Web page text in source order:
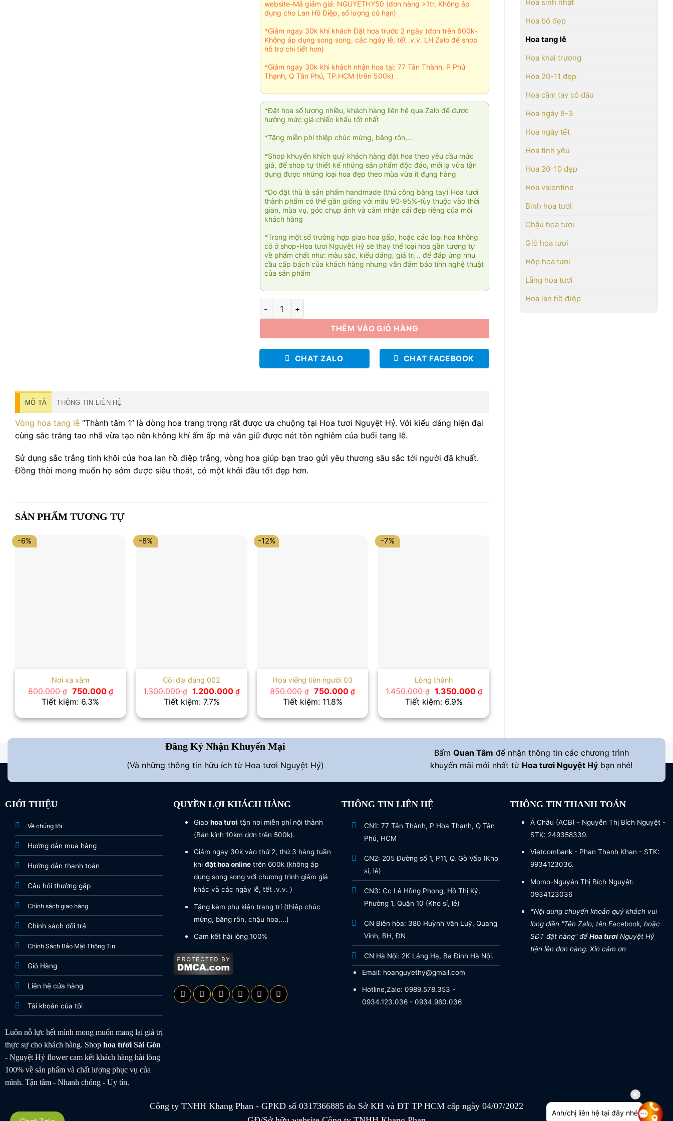
Hoa sinh nhật
Hoa bó đẹp
Hoa tang lễ
Hoa khai trương
Hoa 20-11 đẹp
Hoa cầm tay cô dâu
Hoa ngày 8-3
Hoa ngày tết
Hoa tình yêu
Hoa 20-10 đẹp
Hoa valentine
Bình hoa tươi
Chậu hoa tươi
Giỏ hoa tươi
Hộp hoa tươi
Lẵng hoa tươi
Hoa lan hồ điệp
website-Mã giảm giá: NGUYETHY50 (đơn hàng >1tr, Không áp
dụng cho Lan Hồ Điệp, số lượng có hạn)
*Giảm ngay 30k khi khách Đặt hoa trước 2 ngày (đơn trên 600k-
Không áp dụng song song, các ngày lễ, tết .v.v. LH Zalo để shop
hỗ trợ chi tiết hơn)
*Giảm ngay 30k khi khách nhận hoa tại: 77 Tân Thành, P Phú
Thạnh, Q Tân Phú, TP.HCM (trên 500k)
*Đặt hoa số lượng nhiều, khách hàng liên hệ qua Zalo để được
hưởng mức giá chiếc khấu tốt nhất
*Tặng miễn phí thiệp chúc mừng, băng rôn,...
*Shop khuyến khích quý khách hàng đặt hoa theo yêu cầu mức
giá, để shop tự thiết kế những sản phẩm độc đáo, mới lạ vừa tận
dụng được những loại hoa đẹp theo mùa vừa ít đụng hàng
*Do đặt thù là sản phẩm handmade (thủ công bằng tay) Hoa tươi
thành phẩm có thể gần giống với mẫu 90-95%-tùy thuộc vào thời
gian, mùa vụ, góc chụp ảnh và cảm nhận cái đẹp riêng của mỗi
khách hàng
*Trong một số trường hợp giao hoa gấp, hoặc các loại hoa không
có ở shop-Hoa tươi Nguyệt Hỷ sẽ thay thế loại hoa gần tương tự
về phẩm chất như: màu sắc, kiểu dáng, giá trị .. để đáp ứng nhu
cầu cấp bách của khách hàng nhưng vẫn đảm bảo tính nghệ thuật
của sản phẩm
Thành tâm 1 số lượng
THÊM VÀO GIỎ HÀNG
CHAT ZALO CHAT FACEBOOK
MÔ TẢ THÔNG TIN LIÊN HỆ
Vòng hoa tang lễ “Thành tâm 1” là dòng hoa trang trọng rất được ưa chuộng tại Hoa tươi Nguyệt Hỷ. Với kiểu dáng hiện đại
cùng sắc trắng tao nhã vừa tạo nên không khí ấm ấp mà vẫn giữ được nét tôn nghiêm của buổi tang lễ.
Sử dụng sắc trắng tinh khôi của hoa lan hồ điệp trắng, vòng hoa giúp bạn trao gửi yêu thương sâu sắc tới người đã khuất.
Đồng thời mong muốn họ sớm được siêu thoát, có một khởi đầu tốt đẹp hơn.
SẢN PHẨM TƯƠNG TỰ
-6%
Nơi xa xăm
800.000₫ Giá
gốc
là:
750.000 ₫Giá
hiện
750.000 ₫.
Tiết kiệm: 6.3%
-8%
Cõi địa đàng 002
1.300.000₫ Giá
gốc
là:
1.200.000₫Giá
là:
1.200.000 ₫.
Tiết kiệm: 7.7%
-12%
Hoa viếng tiễn người 03
850.000₫ Giá
gốc
là:
750.000₫Giá
750.000 ₫.
Tiết kiệm: 11.8%
-7%
Lòng thành
1.450.000₫
Giá
gốc
là:
1.350.000 ₫Giá
hiện
là:
1.350.000 ₫.
Tiết kiệm: 6.9%
Đăng Ký Nhận Khuyến Mại
(Và những thông tin hữu ích từ Hoa tươi Nguyệt Hỷ)
Bấm Quan Tâm để nhận thông tin các chương trình
khuyến mãi mới nhất từ Hoa tươi Nguyệt Hỷ bạn nhé!
GIỚI THIỆU
Về chúng tôi
Hướng dẫn mua hàng
Hướng dẫn thanh toán
Câu hỏi thường gặp
Chính sách giao hàng
Chính sách đổi trả
Chính Sách Bảo Mật Thông Tin
Giỏ Hàng
Liên hệ cửa hàng
Tài khoản của tôi
Luôn nỗ lực hết mình mong muốn mang lại giá trị
thực sự cho khách hàng. Shop hoa tươiSài Gòn
- Nguyệt Hỷ flower cam kết khách hàng hài lòng
100% về sản phẩm và chất lượng phục vụ của
mình. Tận tâm - Nhanh chóng - Uy tín.
QUYỀN LỢI KHÁCH HÀNG
Giao hoa tươi tận nơi miễn phí nội thành
(Bán kính 10km đơn trên 500k).
Giảm ngay 30k vào thứ 2, thứ 3 hàng tuần
khi đặt hoa onlinetrên 600k (không áp
dụng song song với chương trình giảm giá
khác và các ngày lễ, tết .v.v. )
Tặng kèm phụ kiện trang trí (thiệp chúc
mừng, băng rôn, chậu hoa,...)
Cam kết hài lòng 100%
THÔNG TIN LIÊN HỆ
CN1: 77 Tân Thành, P Hòa Thạnh, Q Tân
Phú, HCM
CN2: 205 Đường số 1, P11, Q. Gò Vấp (Kho
sỉ, lẻ)
CN3: Cc Lê Hồng Phong, Hồ Thị Kỷ,
Phường 1, Quận 10 (Kho sỉ, lẻ)
CN Biên hòa: 380 Huỳnh Văn Luỹ, Quang
Vinh, BH, ĐN
CN Hà Nội: 2K Láng Hạ, Ba Đình Hà Nội.
Email: hoanguyethy@gmail.com
Hotline,Zalo: 0989.578.353 -
0934.123.036 - 0934.960.036
THÔNG TIN THANH TOÁN
Á Châu (ACB) - Nguyễn Thị Bích Nguyệt -
STK: 249358339.
Vietcombank - Phan Thanh Khan - STK:
9934123036.
Momo-Nguyễn Thị Bích Nguyệt:
0934123036
*Nội dung chuyển khoản quý khách vui
lòng điền "Tên Zalo, tên Facebook, hoặc
SĐT đặt hàng" đểHoa tươiNguyệt Hỷ
tiện lên đơn hàng. Xin cảm ơn
Công ty TNHH Khang Phan - GPKD số 0317366885 do Sở KH và ĐT TP HCM cấp ngày 04/07/2022
Anh/chị liên hệ tại đây nhé